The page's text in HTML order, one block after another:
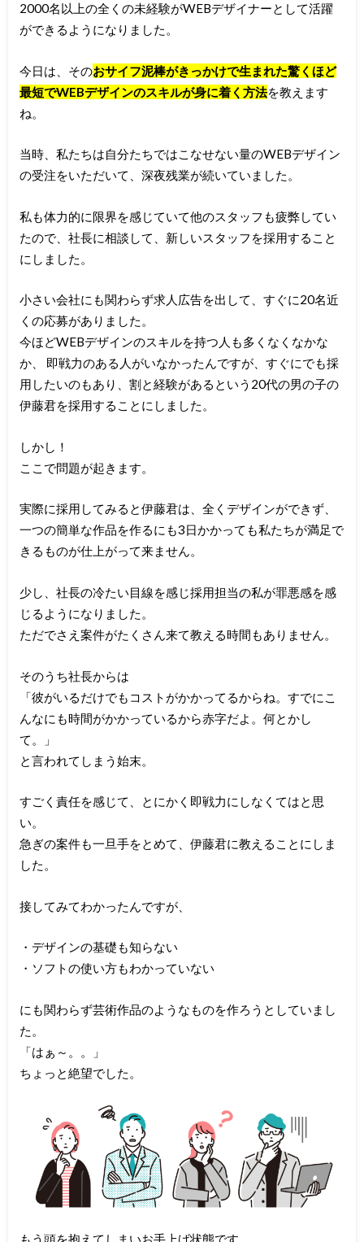
2000名以上の全くの未経験がWEBデザイナーとして活躍
ができるようになりました。
今日は、そのおサイフ泥棒がきっかけで生まれた驚くほど
最短でWEBデザインのスキルが身に着く方法を教えます
ね。
当時、私たちは自分たちではこなせない量のWEBデザイン
の受注をいただいて、深夜残業が続いていました。
私も体力的に限界を感じていて他のスタッフも疲弊してい
たので、社長に相談して、新しいスタッフを採用すること
にしました。
小さい会社にも関わらず求人広告を出して、すぐに20名近
くの応募がありました。
今ほどWEBデザインのスキルを持つ人も多くなくなかな
か、 即戦力のある人がいなかったんですが、すぐにでも採
用したいのもあり、割と経験があるという20代の男の子の
伊藤君を採用することにしました。
しかし！
ここで問題が起きます。
実際に採用してみると伊藤君は、全くデザインができず、
一つの簡単な作品を作るにも3日かかっても私たちが満足で
きるものが仕上がって来ません。
少し、社長の冷たい目線を感じ採用担当の私が罪悪感を感
じるようになりました。
ただでさえ案件がたくさん来て教える時間もありません。
そのうち社長からは
「彼がいるだけでもコストがかかってるからね。すでにこ
んなにも時間がかかっているから赤字だよ。何とかし
て。」
と言われてしまう始末。
すごく責任を感じて、とにかく即戦力にしなくてはと思
い。
急ぎの案件も一旦手をとめて、伊藤君に教えることにしま
した。
接してみてわかったんですが、
・デザインの基礎も知らない
・ソフトの使い方もわかっていない
にも関わらず芸術作品のようなものを作ろうとしていまし
た。
「はぁ～。。」
ちょっと絶望でした。
もう頭を抱えてしまいお手上げ状態です。